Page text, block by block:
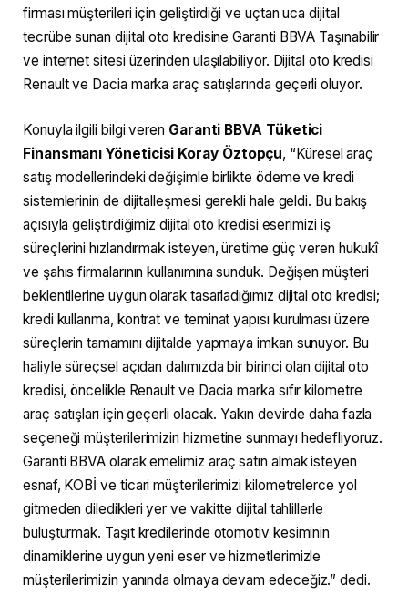
firması müşterileri için geliştirdiği ve uçtan uca dijital
tecrübe sunan dijital oto kredisine Garanti BBVA Taşınabilir
ve internet sitesi üzerinden ulaşılabiliyor. Dijital oto kredisi
Renault ve Dacia marka araç satışlarında geçerli oluyor.
Konuyla ilgili bilgi veren Garanti BBVA Tüketici
Finansmanı Yöneticisi Koray Öztopçu, “Küresel araç
satış modellerindeki değişimle birlikte ödeme ve kredi
sistemlerinin de dijitalleşmesi gerekli hale geldi. Bu bakış
açısıyla geliştirdiğimiz dijital oto kredisi eserimizi iş
süreçlerini hızlandırmak isteyen, üretime güç veren hukukî
ve şahıs firmalarının kullanımına sunduk. Değişen müşteri
beklentilerine uygun olarak tasarladığımız dijital oto kredisi;
kredi kullanma, kontrat ve teminat yapısı kurulması üzere
süreçlerin tamamını dijitalde yapmaya imkan sunuyor. Bu
haliyle süreçsel açıdan dalımızda bir birinci olan dijital oto
kredisi, öncelikle Renault ve Dacia marka sıfır kilometre
araç satışları için geçerli olacak. Yakın devirde daha fazla
seçeneği müşterilerimizin hizmetine sunmayı hedefliyoruz.
Garanti BBVA olarak emelimiz araç satın almak isteyen
esnaf, KOBİ ve ticari müşterilerimizi kilometrelerce yol
gitmeden diledikleri yer ve vakitte dijital tahlillerle
buluşturmak. Taşıt kredilerinde otomotiv kesiminin
dinamiklerine uygun yeni eser ve hizmetlerimizle
müşterilerimizin yanında olmaya devam edeceğiz.” dedi.